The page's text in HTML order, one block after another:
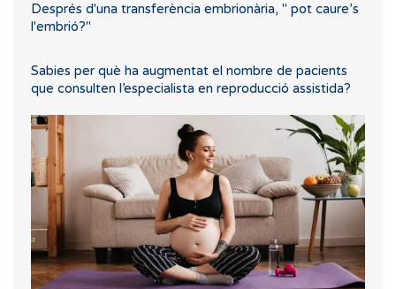
Després d'una transferència embrionària, " pot caure’s
l'embrió?"
Sabies per què ha augmentat el nombre de pacients
que consulten l’especialista en reproducció assistida?